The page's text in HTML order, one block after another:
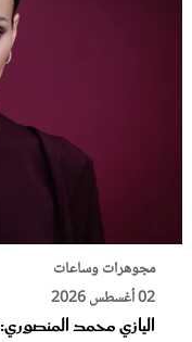
مجوهرات وساعات
02 أغسطس 2026
اليازي محمد